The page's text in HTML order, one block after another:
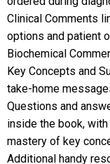
Clinical Comments
options and patient
Biochemical
Key Concepts and
take-home
Questions and
inside the book, with
mastery of key
Additional handy